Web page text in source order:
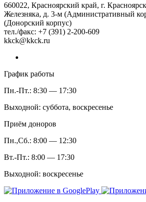
660022, Красноярский край, г.
Железняка, д. 3-м (Административный
(Донорский корпус)
тел./факс: +7 (391) 2-200-609
kkck@kkck.ru
График работы
Пн.-Пт.: 8:30 — 17:30
Выходной: суббота, воскресенье
Приём доноров
Пн.,Сб.: 8:00 — 12:30
Вт.-Пт.: 8:00 — 17:30
Выходной: воскресенье